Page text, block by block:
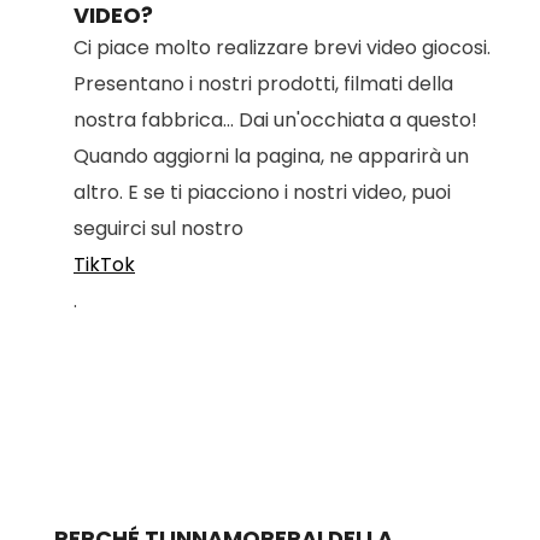
VIDEO?
Ci piace molto realizzare brevi video giocosi.
Presentano i nostri prodotti, filmati della
nostra fabbrica... Dai un'occhiata a questo!
Quando aggiorni la pagina, ne apparirà un
altro. E se ti piacciono i nostri video, puoi
seguirci sul nostro
TikTok
.